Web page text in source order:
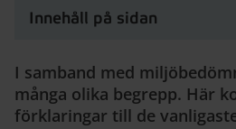
Innehåll på sidan
I samband med
många olika begrepp. Här
förklaringar till de